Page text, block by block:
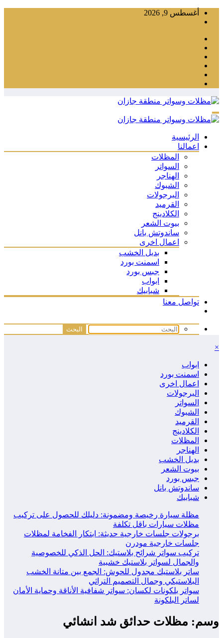
التجاوزأغسطس 9, 2026
الرئيسية
اعمالنا
المظلات
السواتر
الهناجر
الشبوك
البرجولات
القرميد
الكلادينج
بيوت الشعر
ساندوتش بانل
اعمال اخرى
بديل الخشب
اسمنت بورد
جبس بورد
ابواب
شبابيك
تواصل معنا
×
ابواب
اسمنت بورد
اعمال اخرى
البرجولات
السواتر
الشبوك
القرميد
الكلادينج
المظلات
الهناجر
بديل الخشب
بيوت الشعر
جبس بورد
ساندوتش بانل
شبابيك
مظلة سيارة رخيصة ومضمونة: دليلك للحصول على تركيب
مظلات سيارات باقل تكلفة
برجولات جلسات خارجية حديثة: ابتكار الفخامة لمظلات
جلسات خارجية مودرن
تركيب سواتر شرائح بلاستيك: الحل الذكي للخصوصية
والجمال لسواتر بلاستيك خشبية
ساتر بلاستيك مجدول للحوش: الجمع بين متانة الخشب
البلاستيكي وجمال التصميم التراثي
سواتر بلكونات لكسان: سواتر شفافية الأناقة وحماية الأمان
لساتر البلكونة
وسم: مظلات حدائق شد انشائي